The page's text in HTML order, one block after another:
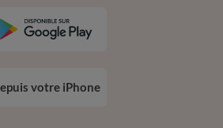
votre iPhone